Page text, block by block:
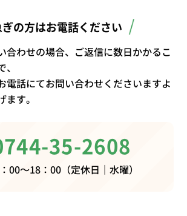
の方はお電話ください
合わせの場合、ご返信に数日かかるこ
電話にてお問い合わせくださいますよ
す。
35-2608
00～18：00（定休日｜水曜）